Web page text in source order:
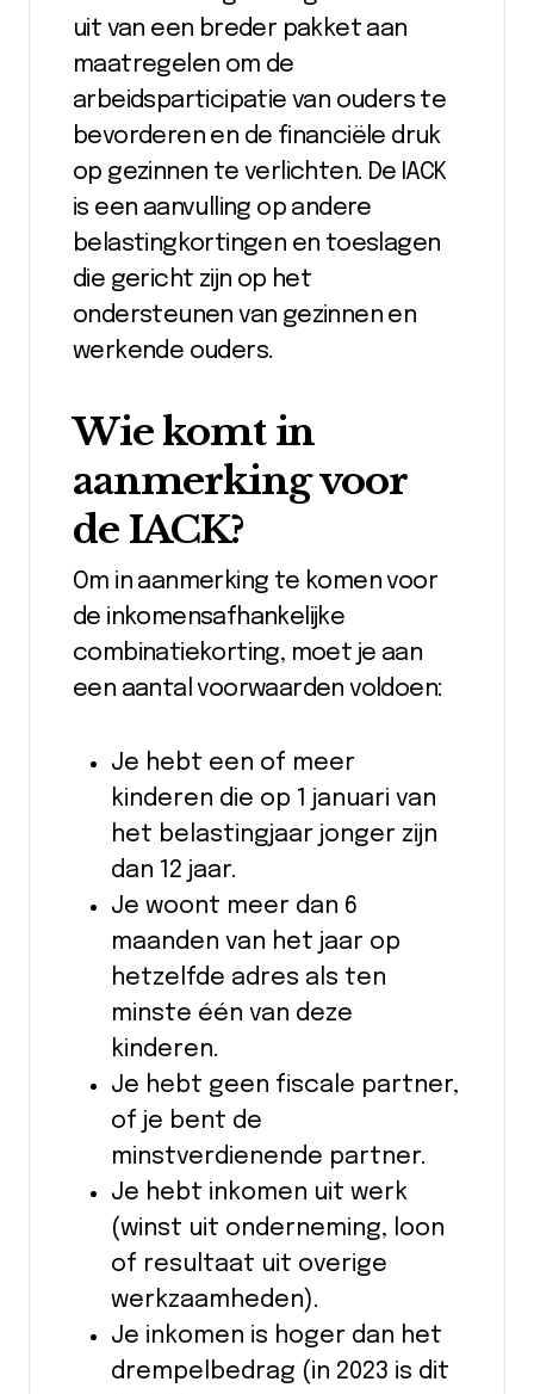
uit van een breder pakket aan
maatregelen om de
arbeidsparticipatie van ouders te
bevorderen en de financiële druk
op gezinnen te verlichten. De IACK
is een aanvulling op andere
belastingkortingen en toeslagen
die gericht zijn op het
ondersteunen van gezinnen en
werkende ouders.
Wie komt in
aanmerking voor
de IACK?
Om in aanmerking te komen voor
de inkomensafhankelijke
combinatiekorting, moet je aan
een aantal voorwaarden voldoen:
Je hebt een of meer
kinderen die op 1 januari van
het belastingjaar jonger zijn
dan 12 jaar.
Je woont meer dan 6
maanden van het jaar op
hetzelfde adres als ten
minste één van deze
kinderen.
Je hebt geen fiscale partner,
of je bent de
minstverdienende partner.
Je hebt inkomen uit werk
(winst uit onderneming, loon
of resultaat uit overige
werkzaamheden).
Je inkomen is hoger dan het
drempelbedrag (in 2023 is dit